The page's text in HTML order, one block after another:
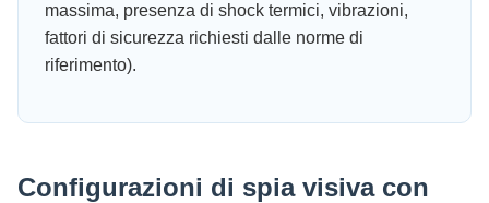
massima, presenza di shock termici, vibrazioni,
fattori di sicurezza richiesti dalle norme di
riferimento).
Configurazioni di spia visiva con